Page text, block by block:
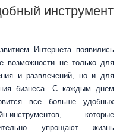
инструмент
Интернета появились
возможности не только для
и развлечений, но и для
бизнеса. С каждым днем
все больше удобных
инструментов, которые
упрощают жизнь